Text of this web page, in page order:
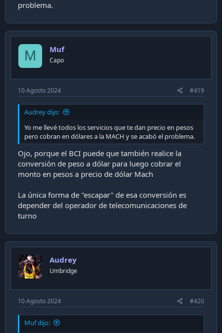
problema.
M Muf
Capo
10 Agosto 2024 #419
Audrey dijo:
Yo me llevé todos los servicios que te dan precio en pesos
pero cobran en dólares a la MACH y se acabó el problema.
Ojo, porque el BCI puede que también realice la
conversión de peso a dólar para luego cobrar el
monto en pesos a precio de dólar Mach
La única forma de "escapar" de esa conversión es
depender del operador de telecomunicaciones de
turno
Audrey
Umbridge
10 Agosto 2024 #420
Muf dijo: